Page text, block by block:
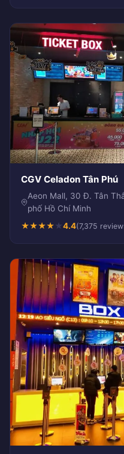
CGV Celadon Tân Phú
Aeon Mall, 30 Đ. Tân
phố Hồ Chí Minh
★★★★★4.4(7,375